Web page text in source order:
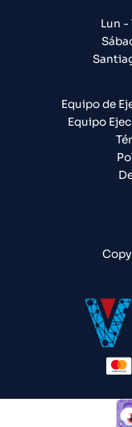
Lun -
Equipo de
Equipo